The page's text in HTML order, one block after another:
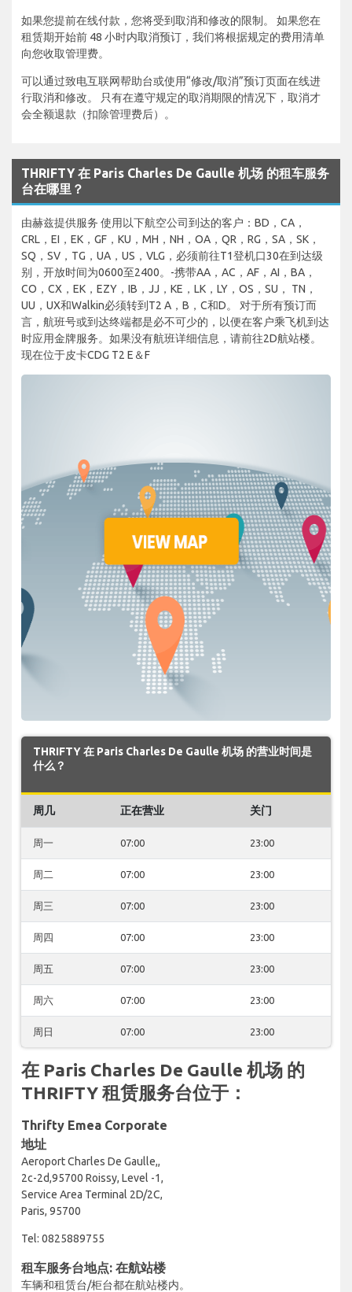
如果您提前在线付款，您将受到取消和修改的限制。 如果您在
租赁期开始前 48 小时内取消预订，我们将根据规定的费用清单
向您收取管理费。
可以通过致电互联网帮助台或使用“修改/取消”预订页面在线进
行取消和修改。 只有在遵守规定的取消期限的情况下，取消才
会全额退款（扣除管理费后）。
THRIFTY 在 Paris Charles De Gaulle 机场 的租车服务
台在哪里？
由赫兹提供服务 使用以下航空公司到达的客户：BD，CA，
CRL，EI，EK，GF，KU，MH，NH，OA，QR，RG，SA，SK，
SQ，SV，TG，UA，US，VLG，必须前往T1登机口30在到达级
别，开放时间为0600至2400。-携带AA，AC，AF，AI，BA，
CO，CX，EK，EZY，IB，JJ，KE，LK，LY，OS，SU， TN，
UU，UX和Walkin必须转到T2 A，B，C和D。 对于所有预订而
言，航班号或到达终端都是必不可少的，以便在客户乘飞机到达
时应用金牌服务。如果没有航班详细信息，请前往2D航站楼。
现在位于皮卡CDG T2 E＆F
THRIFTY 在 Paris Charles De Gaulle 机场 的营业时间是
什么？
周几 正在营业 关门
周一 07:00 23:00
周二 07:00 23:00
周三 07:00 23:00
周四 07:00 23:00
周五 07:00 23:00
周六 07:00 23:00
周日 07:00 23:00
在 Paris Charles De Gaulle 机场 的
THRIFTY 租赁服务台位于：
Thrifty Emea Corporate
地址
Aeroport Charles De Gaulle,,
2c-2d,95700 Roissy, Level -1,
Service Area Terminal 2D/2C,
Paris, 95700
Tel: 0825889755
租车服务台地点: 在航站楼
车辆和租赁台/柜台都在航站楼内。